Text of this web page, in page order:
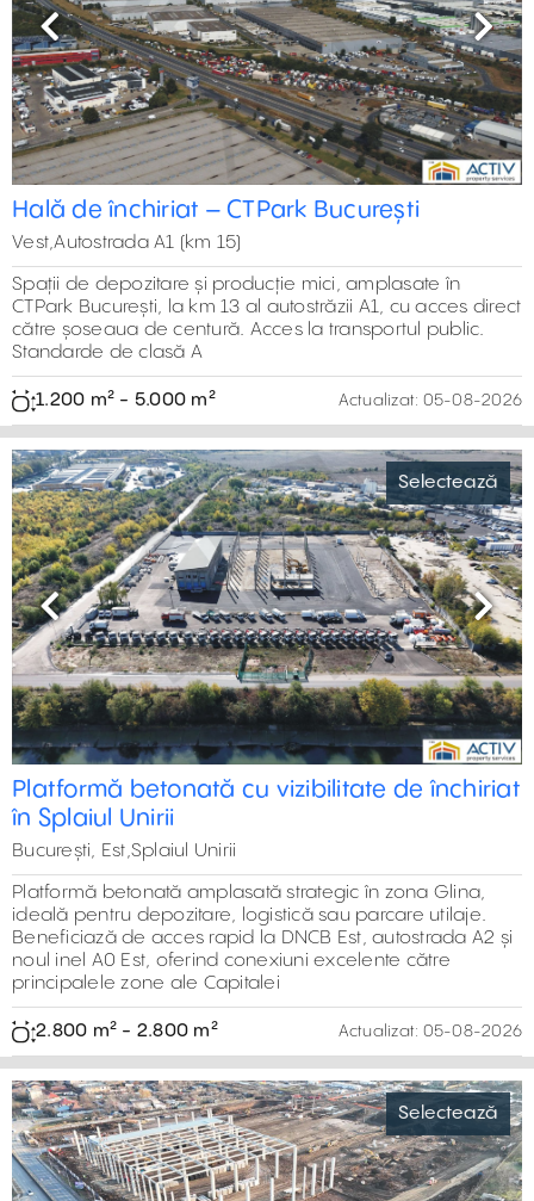
200 m² - 1.400 m² Actualizat:05-08-2026
Selectează
Previous Next
Hală de închiriat în CTPark Chitila
Vest,Sos. De Centura
Parc industrial pentru IMM-uri, cu spații mici de depozitare
sau producție, amplasat în zona Chitila, cu acces direct
din șoseaua de centură. Suprafață totală 7.400 m²
305 m² - 894 m²
1 2 3 4 5 »